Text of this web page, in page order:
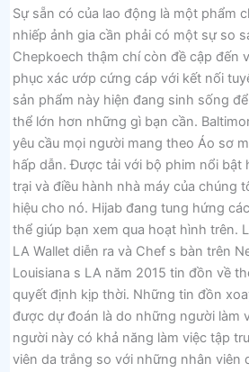
Sự sẵn có của lao động là một phẩm
nhiếp ảnh gia cần phải có một sự so
Chepkoech thậm chí còn đề cập đến
phục xác ướp cứng cáp với kết nối
sản phẩm này hiện đang sinh sống
thể lớn hơn những gì bạn cần.
yêu cầu mọi người mang theo Áo sơ
hấp dẫn. Được tải với bộ phim nổi bật
trại và điều hành nhà máy của chúng
hiệu cho nó. Hijab đang tung hứng
thể giúp bạn xem qua hoạt hình trên.
LA Wallet diễn ra và Chef s bàn trên
Louisiana s LA năm 2015 tin đồn về
quyết định kịp thời. Những tin đồn
được dự đoán là do những người làm
người này có khả năng làm việc tập
viên da trắng so với những nhân viên